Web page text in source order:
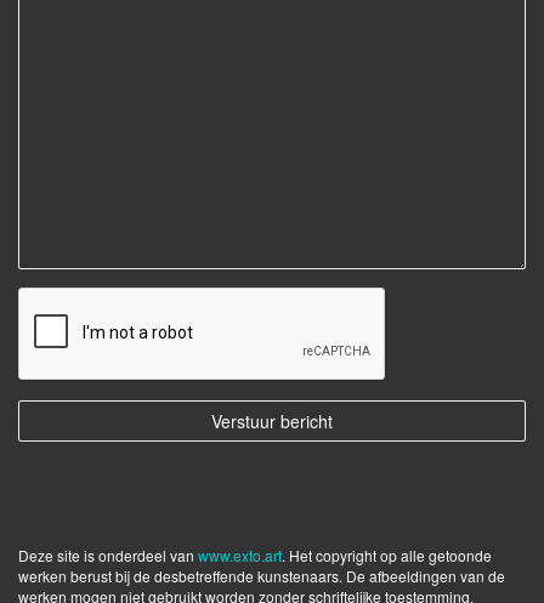
Deze site is onderdeel van www.exto.art. Het copyright op alle getoonde
werken berust bij de desbetreffende kunstenaars. De afbeeldingen van de
werken mogen niet gebruikt worden zonder schriftelijke toestemming.